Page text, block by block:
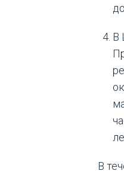
В
В